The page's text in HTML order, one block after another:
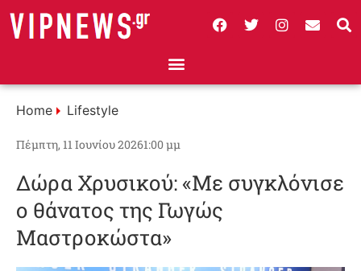
Home Lifestyle
Πέμπτη, 11 Ιουνίου 20261:00 μμ
Δώρα Χρυσικού: «Με συγκλόνισε
ο θάνατος της Γωγώς
Μαστροκώστα»